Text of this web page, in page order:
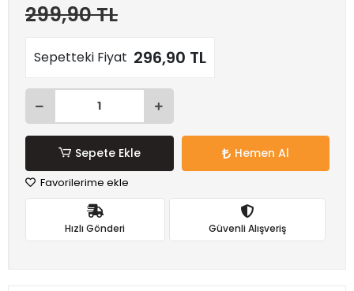
299,90 TL
Sepetteki Fiyat 296,90 TL
Sepete Ekle Hemen Al
Favorilerime ekle
Hızlı Gönderi Güvenli Alışveriş